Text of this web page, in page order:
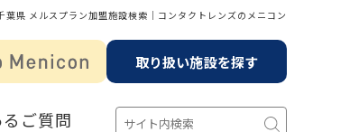
葉県 メルスプラン加盟施設検索│コンタクトレンズのメニコン
取り扱い施設を探す
ご質問